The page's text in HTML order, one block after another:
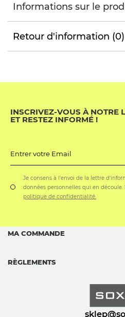
Informations sur le
Retour d'information (0)
INSCRIVEZ-VOUS À NOTRE
ET RESTEZ INFORMÉ !
Entrer votre Email
Je consens à l'envoi de la lettre
données personnelles qui en
politique de confidentialité.
MA COMMANDE
RÈGLEMENTS